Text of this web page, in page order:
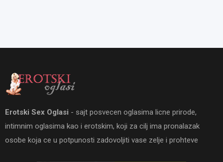
Erotski Sex Oglasi - sajt posvecen oglasima licne prirode,
intimnim oglasima kao i erotskim, koji za cilj ima pronalazak
osobe koja ce u potpunosti zadovoljiti vase zelje i prohteve